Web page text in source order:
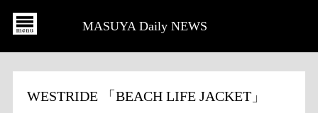
MASUYA Daily NEWS
WESTRIDE 「BEACH LIFE JACKET」